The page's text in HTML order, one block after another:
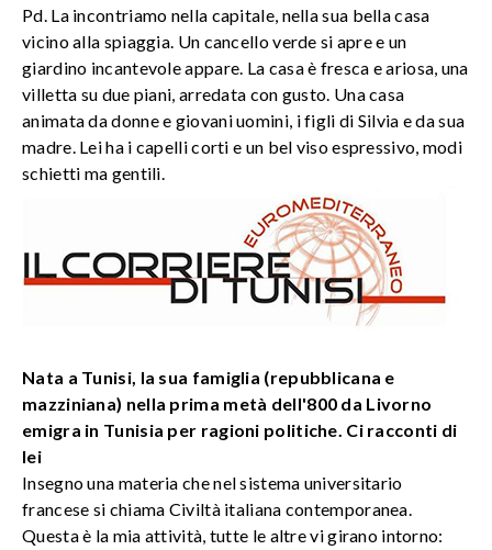
Pd. La incontriamo nella capitale, nella sua bella casa
vicino alla spiaggia. Un cancello verde si apre e un
giardino incantevole appare. La casa è fresca e ariosa, una
villetta su due piani, arredata con gusto. Una casa
animata da donne e giovani uomini, i figli di Silvia e da sua
madre. Lei ha i capelli corti e un bel viso espressivo, modi
schietti ma gentili.
Nata a Tunisi, la sua famiglia (repubblicana e
mazziniana) nella prima metà dell'800 da Livorno
emigra in Tunisia per ragioni politiche. Ci racconti di
lei
Insegno una materia che nel sistema universitario
francese si chiama Civiltà italiana contemporanea.
Questa è la mia attività, tutte le altre vi girano intorno: